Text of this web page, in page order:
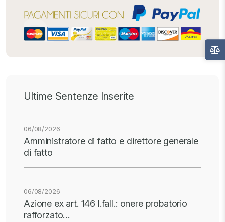
Ultime Sentenze Inserite
06/08/2026
Amministratore di fatto e direttore generale
di fatto
06/08/2026
Azione ex art. 146 l.fall.: onere probatorio
rafforzato…